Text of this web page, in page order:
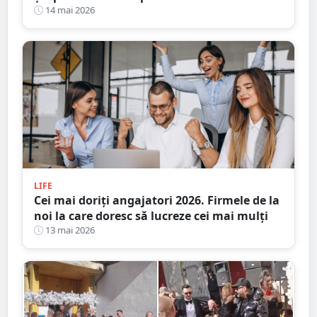
14 mai 2026
LIFE
Cei mai doriţi angajatori 2026. Firmele de la
noi la care doresc să lucreze cei mai mulți
13 mai 2026